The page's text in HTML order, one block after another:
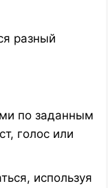
разный
по заданным
голос или
используя